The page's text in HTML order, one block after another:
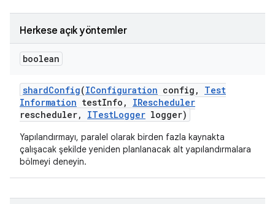
Herkese açık yöntemler
boolean
shardConfig(IConfiguration config ,
Test
Information testInfo ,
IRescheduler
rescheduler, ITestLogger logger)
Yapılandırmayı, paralel olarak birden fazla kaynakta
çalışacak şekilde yeniden planlanacak alt yapılandırmalara
bölmeyi deneyin.